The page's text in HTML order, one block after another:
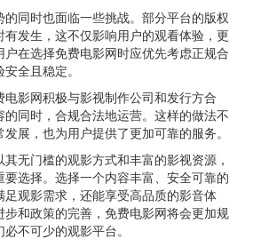
同时也面临一些挑战。部分平台的版权
发生，这不仅影响用户的观看体验，更
在选择免费电影网时应优先考虑正规合
全且稳定。
影网积极与影视制作公司和发行方合
同时，合规合法地运营。这样的做法不
展，也为用户提供了更加可靠的服务。
无门槛的观影方式和丰富的影视资源，
选择。选择一个内容丰富、安全可靠的
观影需求，还能享受高品质的影音体
和政策的完善，免费电影网将会更加规
不可少的观影平台。